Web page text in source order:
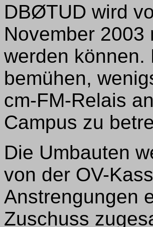
DBØTUD wird
November
werden können.
bemühen,
cm-FM-Relais
Campus zu
Die Umbauten
von der OV-
Anstrengungen
Zuschuss